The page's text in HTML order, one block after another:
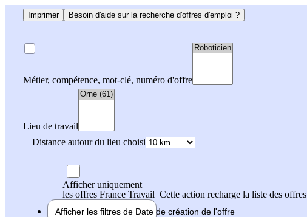
Imprimer Besoin d'aide sur la recherche d'offres d'emploi ?
Métier, compétence, mot-clé, numéro d'offre
Lieu de travail
Distance autour du lieu choisi
Afficher uniquement
les offres France Travail Cette action recharge la liste des offres
Afficher les filtres de Date de création de l'offre